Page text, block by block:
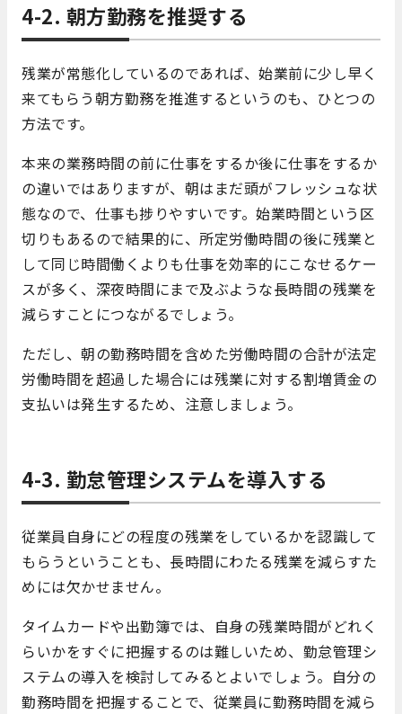
4-2. 朝方勤務を推奨する
残業が常態化しているのであれば、始業前に少し早く
来てもらう朝方勤務を推進するというのも、ひとつの
方法です。
本来の業務時間の前に仕事をするか後に仕事をするか
の違いではありますが、朝はまだ頭がフレッシュな状
態なので、仕事も捗りやすいです。始業時間という区
切りもあるので結果的に、所定労働時間の後に残業と
して同じ時間働くよりも仕事を効率的にこなせるケー
スが多く、深夜時間にまで及ぶような長時間の残業を
減らすことにつながるでしょう。
ただし、朝の勤務時間を含めた労働時間の合計が法定
労働時間を超過した場合には残業に対する割増賃金の
支払いは発生するため、注意しましょう。
4-3. 勤怠管理システムを導入する
従業員自身にどの程度の残業をしているかを認識して
もらうということも、長時間にわたる残業を減らすた
めには欠かせません。
タイムカードや出勤簿では、自身の残業時間がどれく
らいかをすぐに把握するのは難しいため、勤怠管理シ
ステムの導入を検討してみるとよいでしょう。自分の
勤務時間を把握することで、従業員に勤務時間を減ら